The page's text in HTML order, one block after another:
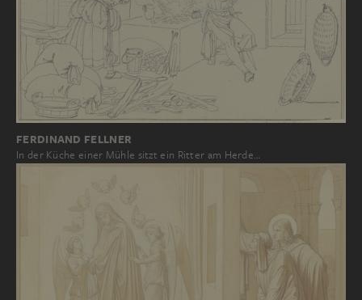
FERDINAND FELLNER
In der Küche einer Mühle sitzt ein Ritter am Herde…